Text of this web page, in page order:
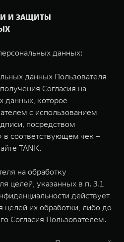
И ЗАЩИТЫ
данных:
данных Пользователя
Согласия на
данных, которое
с использованием
посредством
в соответствующем чек –
TANK.
на обработку
целей, указанных в п. 3.1
действует
их обработки, либо до
Согласия Пользователем.